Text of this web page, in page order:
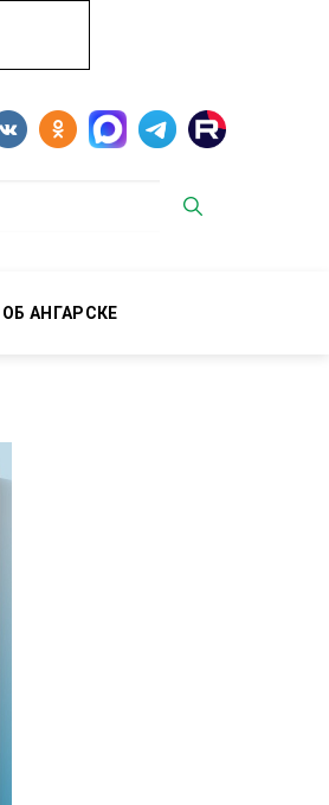
ОБ АНГАРСКЕ